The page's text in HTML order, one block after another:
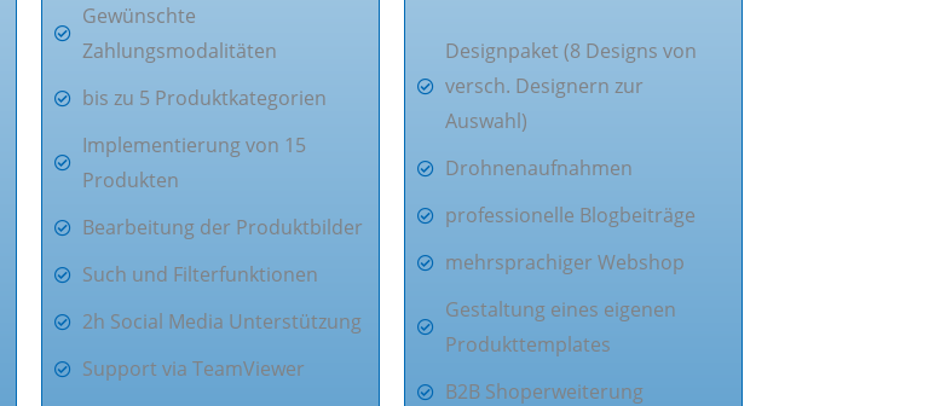
Gewünschte
Zahlungsmodalitäten
bis zu 5 Produktkategorien
Implementierung von 15
Produkten
Bearbeitung der Produktbilder
Such und Filterfunktionen
2h Social Media Unterstützung
Support via TeamViewer
Designpaket (8 Designs von
versch. Designern zur
Auswahl)
Drohnenaufnahmen
professionelle Blogbeiträge
mehrsprachiger Webshop
Gestaltung eines eigenen
Produkttemplates
B2B Shoperweiterung